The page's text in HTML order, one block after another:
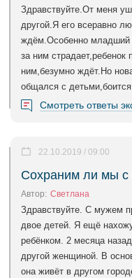
Здравствуйте.От меня
другой.Я его всеравно
ждём.Особенно младший
за ним страдает,ребенок
ним,безумно ждёт.Но
общался с
Смотреть ответы
Сохраним ли мы
22.10.2019 / 09:00
Автор: Светлана
Здравствуйте. С мужем
двое детей. Я ещё
ребёнком. 2 месяца
другой женщиной. В
она живёт в другом